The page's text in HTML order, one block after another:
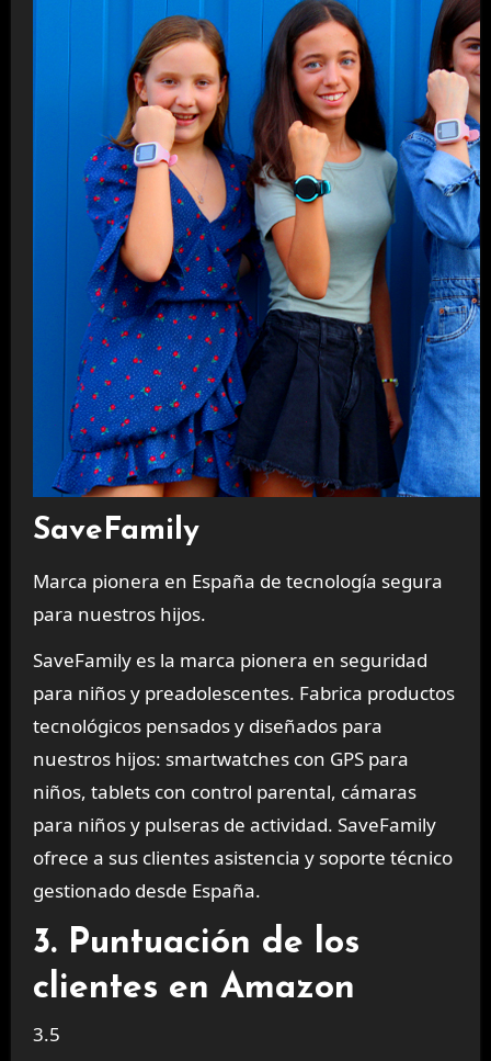
SaveFamily
Marca pionera en España de tecnología segura
para nuestros hijos.
SaveFamily es la marca pionera en seguridad
para niños y preadolescentes. Fabrica productos
tecnológicos pensados y diseñados para
nuestros hijos: smartwatches con GPS para
niños, tablets con control parental, cámaras
para niños y pulseras de actividad. SaveFamily
ofrece a sus clientes asistencia y soporte técnico
gestionado desde España.
3. Puntuación de los
clientes en Amazon
3.5